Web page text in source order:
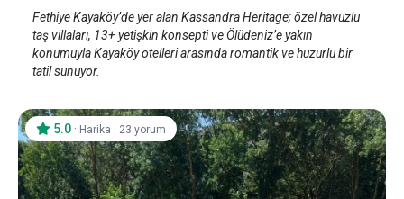
Fethiye Kayaköy’de yer alan Kassandra Heritage; özel havuzlu
taş villaları, 13+ yetişkin konsepti ve Ölüdeniz’e yakın
konumuyla Kayaköy otelleri arasında romantik ve huzurlu bir
tatil sunuyor.
5.0 · Harika · 23 yorum